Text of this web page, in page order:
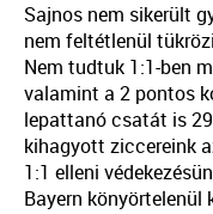
Sajnos nem sikerült
nem feltétlenül
Nem tudtuk 1:1-ben
valamint a 2 pontos
lepattanó csatát is
kihagyott ziccereink
1:1 elleni
Bayern könyörtelenül